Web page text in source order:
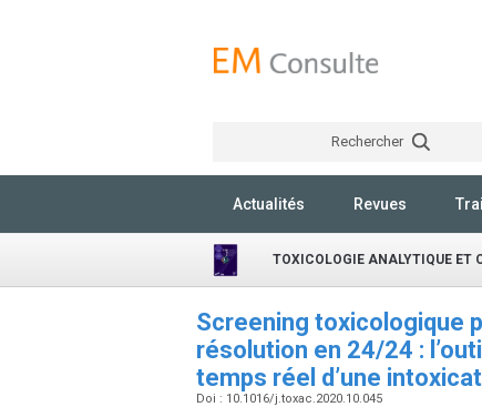
Rechercher
Actualités Revues
TOXICOLOGIE ANALYTIQUE ET
Screening toxicologique
résolution en 24/24 :
temps réel d’une
Doi : 10.1016/j.toxac.2020.10.045